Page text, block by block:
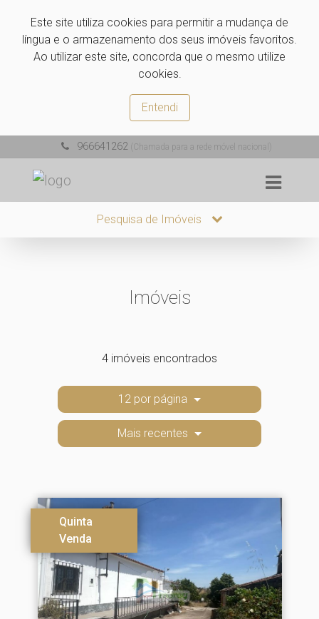
Este site utiliza cookies para permitir a mudança de
língua e o armazenamento dos seus imóveis favoritos.
Ao utilizar este site, concorda que o mesmo utilize
cookies.
Entendi
966641262 (Chamada para a rede móvel nacional)
Pesquisa de Imóveis
Imóveis
4 imóveis encontrados
12 por página
Mais recentes
Quinta
Venda